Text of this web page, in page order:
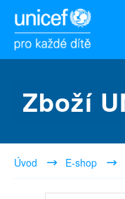
Zboží
Úvod E-shop